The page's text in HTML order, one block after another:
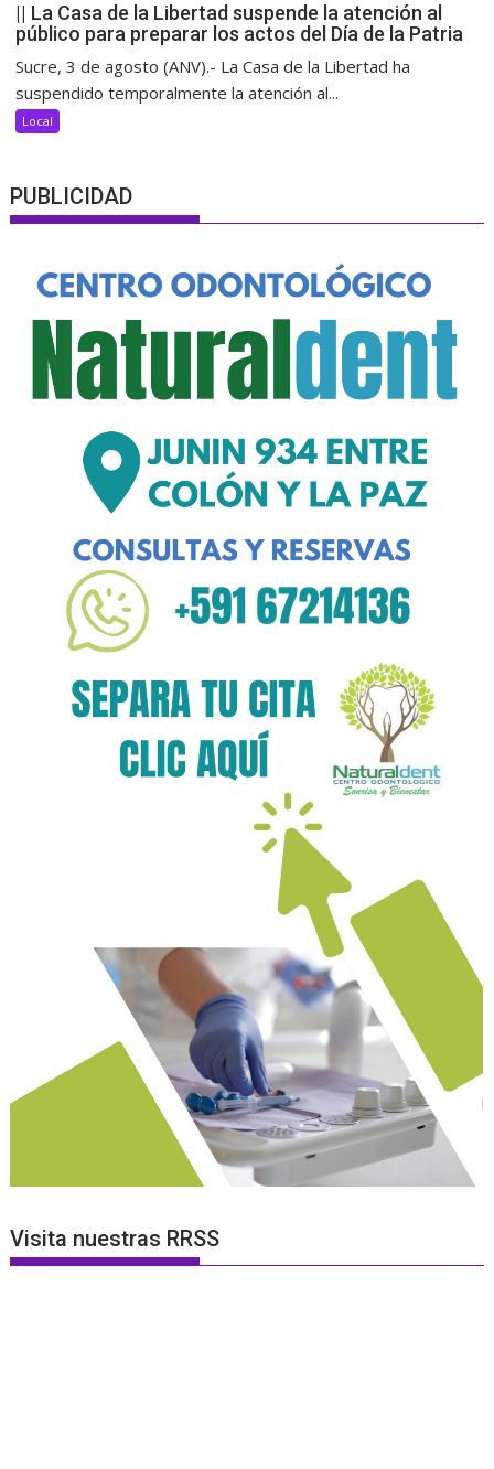
|| La Casa de la Libertad suspende la atención al
público para preparar los actos del Día de la Patria
Sucre, 3 de agosto (ANV).- La Casa de la Libertad ha
suspendido temporalmente la atención al...
Local
PUBLICIDAD
Visita nuestras RRSS